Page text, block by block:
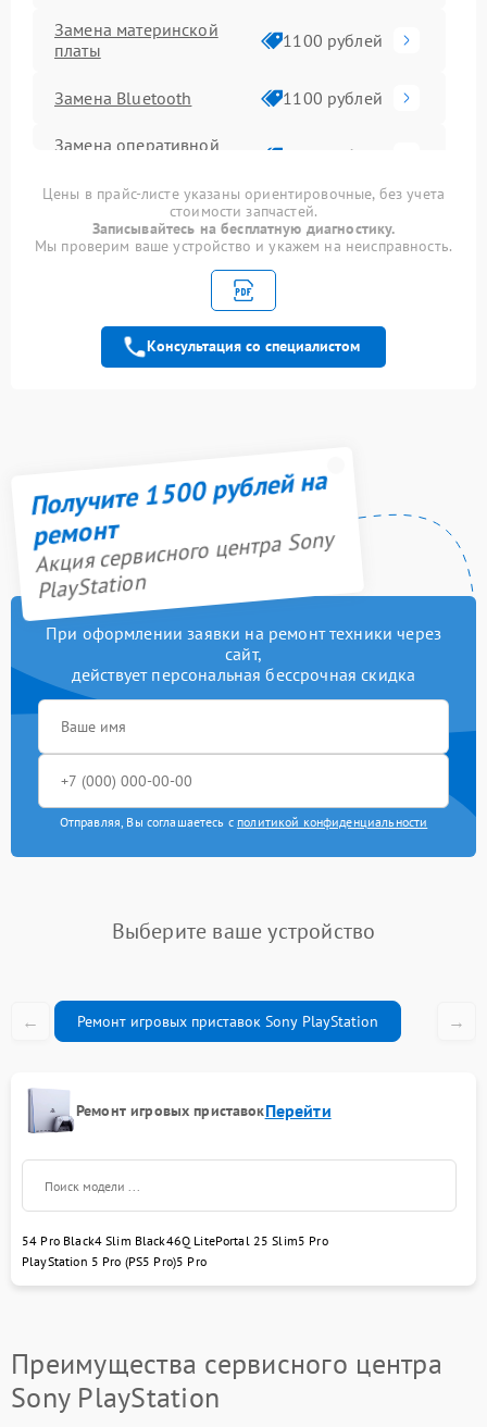
Замена материнской
платы
1100 рублей
Замена Bluetooth 1100 рублей
Замена оперативной
1600 рублей
Замена процессора 2200 рублей
Замена системы
Замена Ethernet порта 600 рублей
Замена считывающей
головки
Замена термопасты
Ребболинг чипа
Цены в прайс-листе указаны ориентировочные, без учета
стоимости запчастей.
Записывайтесь на бесплатную диагностику.
Мы проверим ваше устройство и укажем на неисправность.
Консультация со специалистом
Получите 1500 рублей на
ремонт
Акция сервисного центра Sony
PlayStation
При оформлении заявки на ремонт техники через
сайт,
действует персональная бессрочная скидка
Отправляя, Вы соглашаетесь с политикой конфиденциальности
Выберите ваше устройство
← Ремонт игровых приставок Sony PlayStation →
Ремонт игровых приставокПерейти
54 Pro Black4 Slim Black46Q LitePortal 25 Slim5 Pro
PlayStation 5 Pro (PS5 Pro)5 Pro
Преимущества сервисного центра
Sony PlayStation